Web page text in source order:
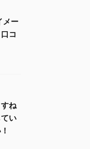
メー
コ
ね
い